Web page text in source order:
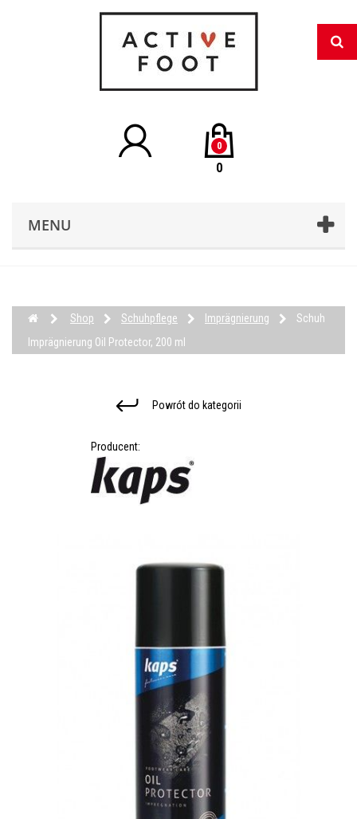
MENU
0
0
Shop Schuhpflege Imprägnierung
Schuh
Imprägnierung Oil Protector, 200 ml
Powrót do kategorii
Producent: